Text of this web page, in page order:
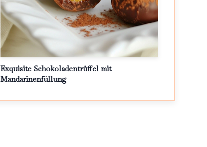
Exquisite Schokoladentrüffel mit
Mandarinenfüllung